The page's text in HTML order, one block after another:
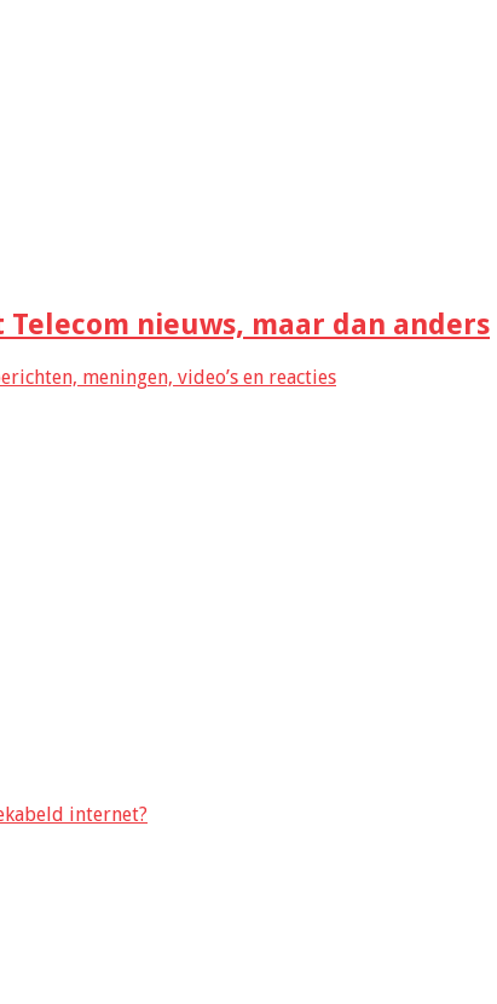
nieuws, maar dan anders
meningen, video’s en reacties
internet?